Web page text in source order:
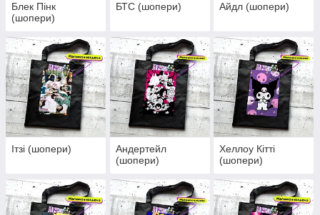
Блек Пінк
(шопери)
БТС (шопери) Айдл (шопери)
Ітзі (шопери)
Андертейл
(шопери)
Хеллоу Кітті
(шопери)